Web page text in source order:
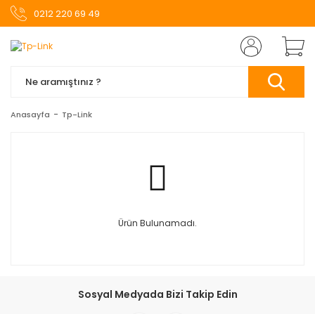
0212 220 69 49
Anasayfa Tp-Link
Ürün Bulunamadı.
Sosyal Medyada Bizi Takip Edin